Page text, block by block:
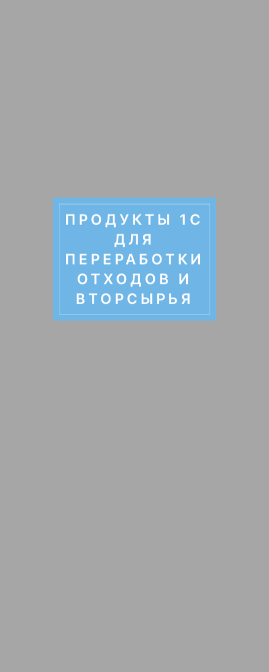
ПРОДУКТЫ 1С
ДЛЯ
ПЕРЕРАБОТКИ
ОТХОДОВ И
ВТОРСЫРЬЯ